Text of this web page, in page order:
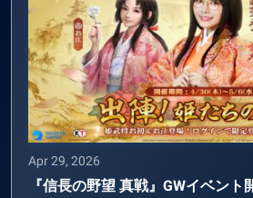
Apr 29, 2026
『信長の野望 真戦』GWイベント